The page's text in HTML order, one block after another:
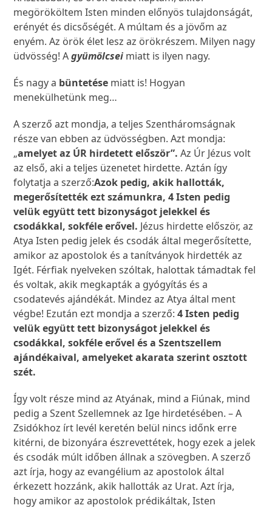
megörököltem Isten minden előnyös tulajdonságát,
erényét és dicsőségét. A múltam és a jövőm az
enyém. Az örök élet lesz az örökrészem. Milyen nagy
üdvösség! Agyümölcsei miatt is ilyen nagy.
És nagy a büntetése miatt is! Hogyan
menekülhetünk meg…
A szerző azt mondja, a teljes Szentháromságnak
része van ebben az üdvösségben. Azt mondja:
„amelyet az ÚR hirdetett először”.Az Úr Jézus volt
az első, aki a teljes üzenetet hirdette. Aztán így
folytatja a szerző:Azok pedig, akik hallották,
megerősítették ezt számunkra, 4 Isten pedig
velük együtt tett bizonyságot jelekkel és
csodákkal, sokféle erővel. Jézus hirdette először, az
Atya Isten pedig jelek és csodák által megerősítette,
amikor az apostolok és a tanítványok hirdették az
Igét. Férfiak nyelveken szóltak, halottak támadtak fel
és voltak, akik megkapták a gyógyítás és a
csodatevés ajándékát. Mindez az Atya által ment
végbe! Ezután ezt mondja a szerző:4 Isten pedig
velük együtt tett bizonyságot jelekkel és
csodákkal, sokféle erővel és a Szentszellem
ajándékaival, amelyeket akarata szerint osztott
szét.
Így volt része mind az Atyának, mind a Fiúnak, mind
pedig a Szent Szellemnek az Ige hirdetésében. – A
Zsidókhoz írt levél keretén belül nincs időnk erre
kitérni, de bizonyára észrevettétek, hogy ezek a jelek
és csodák múlt időben állnak a szövegben. A szerző
azt írja, hogy az evangélium az apostolok által
érkezett hozzánk, akik hallották az Urat. Azt írja,
hogy amikor az apostolok prédikáltak, Isten